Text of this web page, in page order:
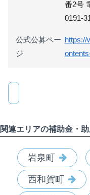
番2号
0191-
公式公募ペー
ジ
https://
関連エリアの補助金・
岩泉町
西和賀町